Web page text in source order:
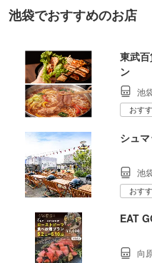
池袋でおすすめのお店
東武
ン
池
おす
シュ
池
おす
EAT
向